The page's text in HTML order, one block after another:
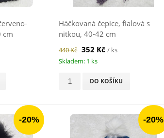
cm
Háčkovaná čepice, fialová s
nitkou, 40-42 cm
440 Kč 352 Kč / ks
Skladem: 1 ks
DO KOŠÍKU
-20% -20%